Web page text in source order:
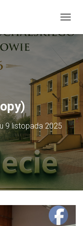
9 listopada 2025